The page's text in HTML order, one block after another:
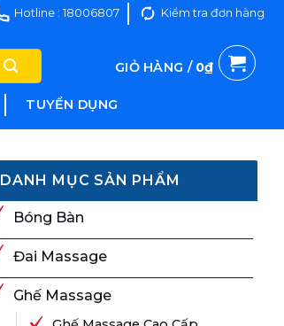
Hotline : 18006807 Kiểm tra đơn hàng
TUYỂN DỤNG
GIỎ HÀNG / 0₫
DANH MỤC SẢN PHẨM
Bóng Bàn
Đai Massage
Ghế Massage